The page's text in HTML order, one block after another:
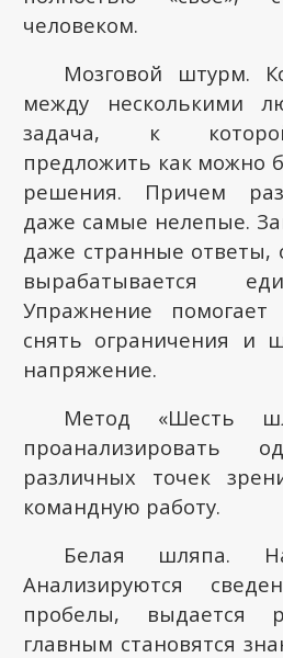
человеком.
Мозговой штурм.
между несколькими
задача, к
предложить как можно
решения. Причем
даже самые нелепые.
даже странные
вырабатывается
Упражнение помогает
снять ограничения и
напряжение.
Метод «Шесть
проанализировать
различных точек
командную работу.
Белая шляпа.
Анализируются
пробелы, выдается
главным становятся